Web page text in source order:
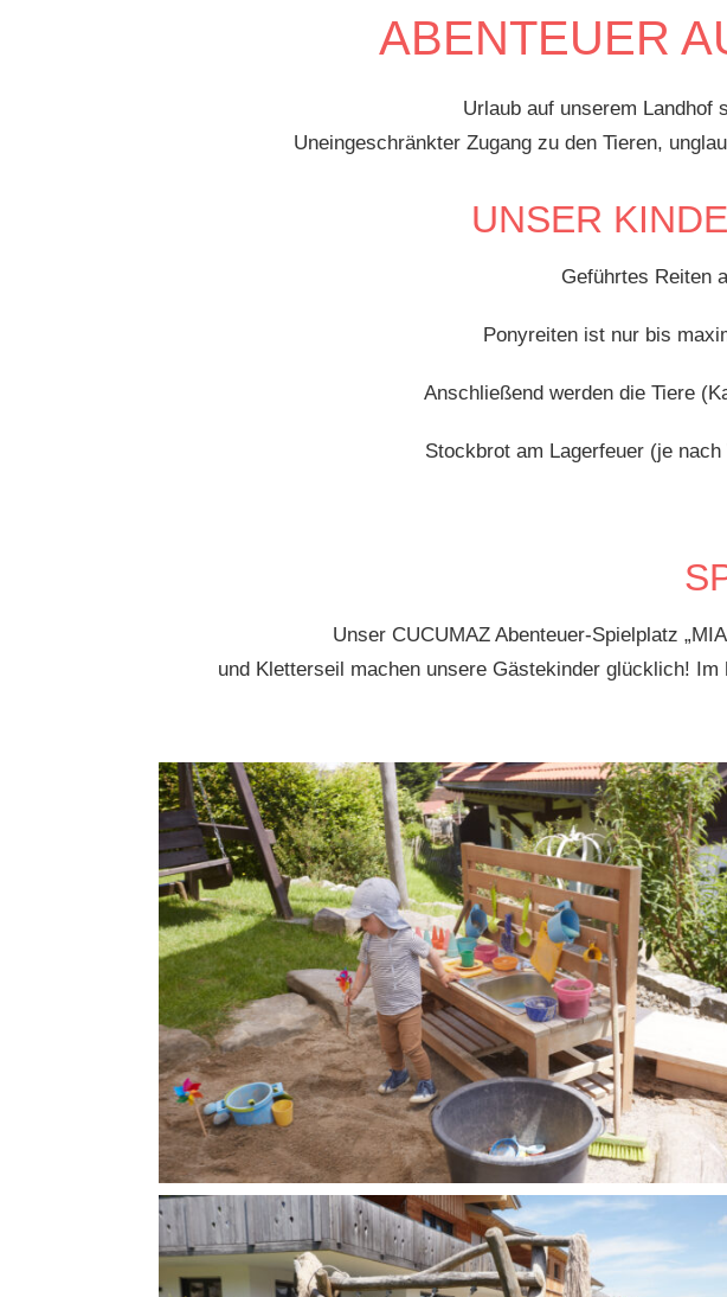
ABENTEUER
Urlaub auf unserem Landhof
Uneingeschränkter Zugang zu den Tieren,
UNSER
Geführtes Reiten
Ponyreiten ist nur bis
Anschließend werden die Tiere
Stockbrot am Lagerfeuer (je
Unser CUCUMAZ Abenteuer-Spielplatz
und Kletterseil machen unsere Gästekinder glücklich! Im